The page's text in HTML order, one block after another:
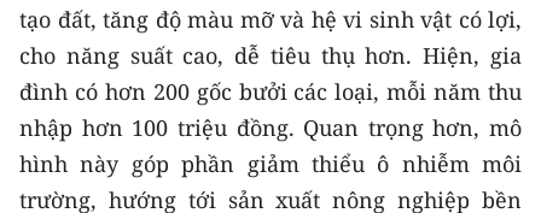
NHÂN DÂN HẰNG THÁNG
MUA BÁO
ĐỌC BÁO IN
tạo đất, tăng độ màu mỡ và hệ vi sinh vật có lợi,
cho năng suất cao, dễ tiêu thụ hơn. Hiện, gia
đình có hơn 200 gốc bưởi các loại, mỗi năm thu
nhập hơn 100 triệu đồng. Quan trọng hơn, mô
hình này góp phần giảm thiểu ô nhiễm môi
trường, hướng tới sản xuất nông nghiệp bền